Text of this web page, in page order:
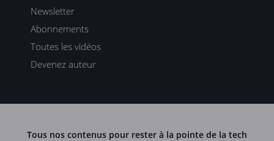
Newsletter
Abonnements
Toutes les vidéos
Devenez auteur
Tous nos contenus pour rester à la pointe de la tech